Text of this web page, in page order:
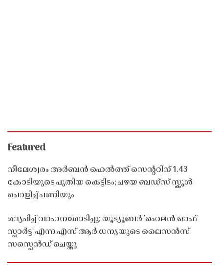
Featured
നീലേശ്വരം അർബൻ ഹെൽത്ത് സെൻ്ററിന് 1.43
കോടിയുടെ പുതിയ കെട്ടിടം; പഴയ ബഡ്സ് സ്കൂൾ
പൊളിച്ച് പണിയും
മദ്യപിച്ച് വാഹനമോടിച്ചു; യൂട്യൂബർ 'ഹെലൻ ഓഫ്
സ്പാർട്ട' എന്ന എസ് ആർ ധന്യയുടെ ലൈസൻസ്
സസ്പെൻഡ് ചെയ്തു ​​​​​​​